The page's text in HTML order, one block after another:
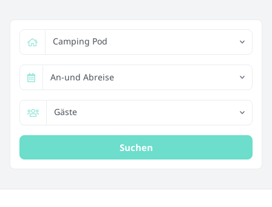
Camping Pod
An-und Abreise
Gäste
Suchen